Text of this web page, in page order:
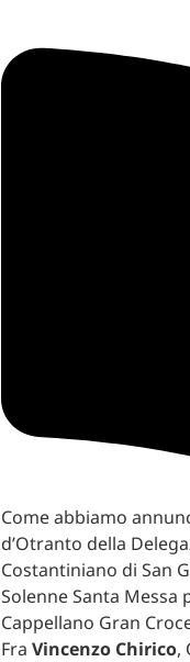
Come abbiamo
d’Otranto della
Costantiniano di San
Solenne Santa Messa
Cappellano Gran
Fra Vincenzo Chirico,